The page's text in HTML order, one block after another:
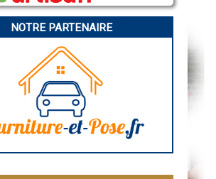
NOTRE PARTENAIRE